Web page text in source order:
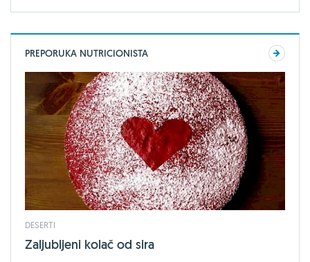
PREPORUKA NUTRICIONISTA
DESERTI
Zaljubljeni kolač od sira